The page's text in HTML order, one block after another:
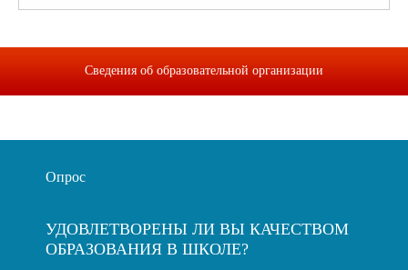
Сведения об образовательной организации
Опрос
УДОВЛЕТВОРЕНЫ ЛИ ВЫ КАЧЕСТВОМ
ОБРАЗОВАНИЯ В ШКОЛЕ?